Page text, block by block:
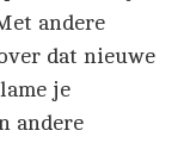
andere
dat nieuwe
je
andere